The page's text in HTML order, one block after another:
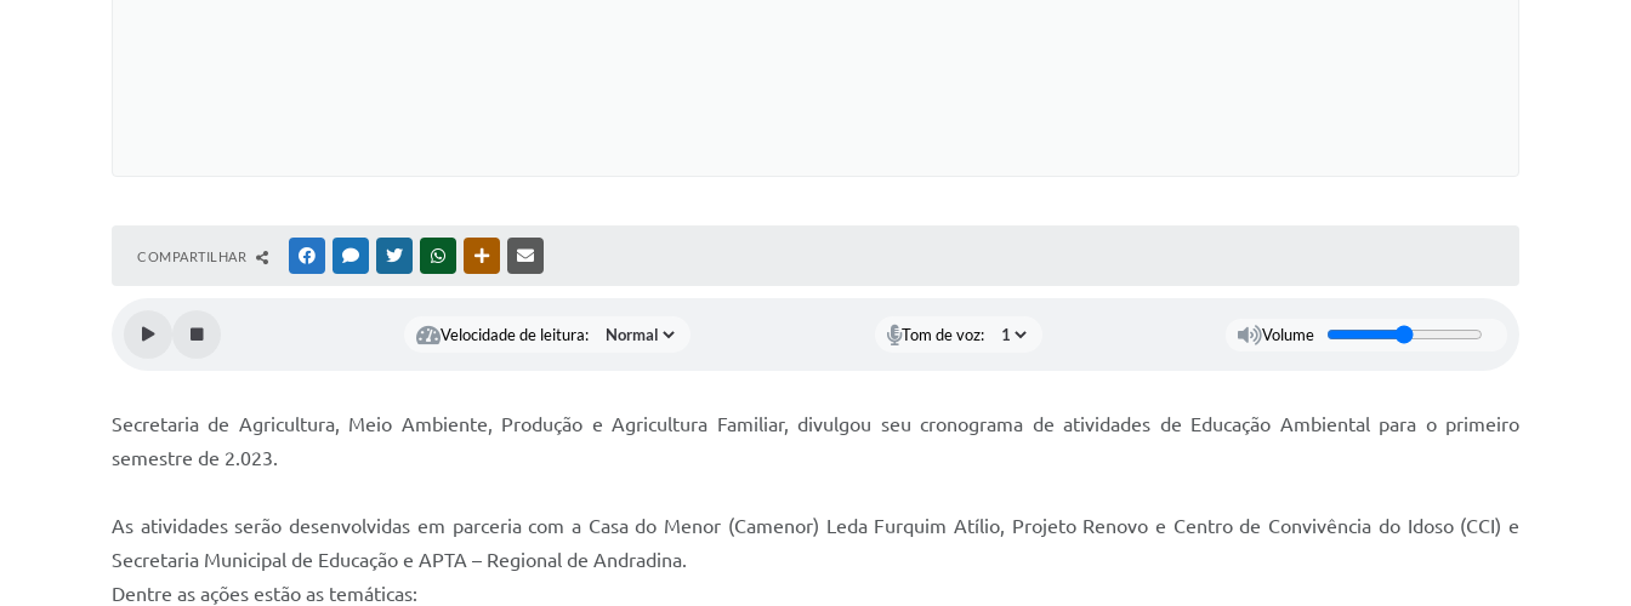
COMPARTILHAR FACEBOOKMESSENGER
TWITTERWHATSAPPOUTRAS MÍDIAS
Velocidade de leitura: Tom de voz: Volume
Secretaria de Agricultura, Meio Ambiente, Produção e Agricultura Familiar, divulgou seu cronograma de atividades de Educação Ambiental para o primeiro
semestre de 2.023.
As atividades serão desenvolvidas em parceria com a Casa do Menor (Camenor) Leda Furquim Atílio, Projeto Renovo e Centro de Convivência do Idoso (CCI) e
Secretaria Municipal de Educação e APTA – Regional de Andradina.
Dentre as ações estão as temáticas: